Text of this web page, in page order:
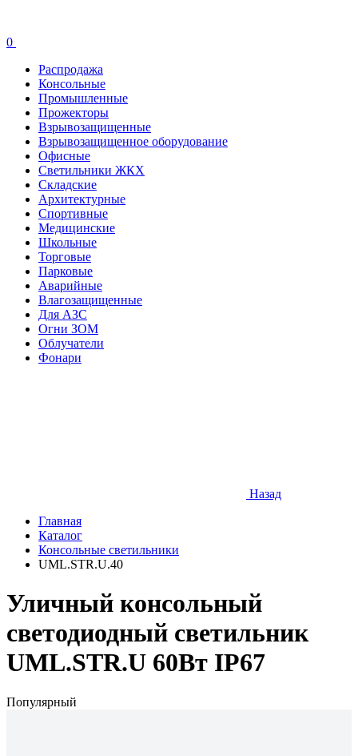
0
Распродажа
Консольные
Промышленные
Прожекторы
Взрывозащищенные
Взрывозащищенное оборудование
Офисные
Cветильники ЖКХ
Складские
Архитектурные
Спортивные
Медицинские
Школьные
Торговые
Парковые
Аварийные
Влагозащищенные
Для АЗС
Огни ЗОМ
Облучатели
Фонари
Назад
Главная
Каталог
Консольные светильники
UML.STR.U.40
Уличный консольный
светодиодный светильник
UML.STR.U 60Вт IP67
Популярный